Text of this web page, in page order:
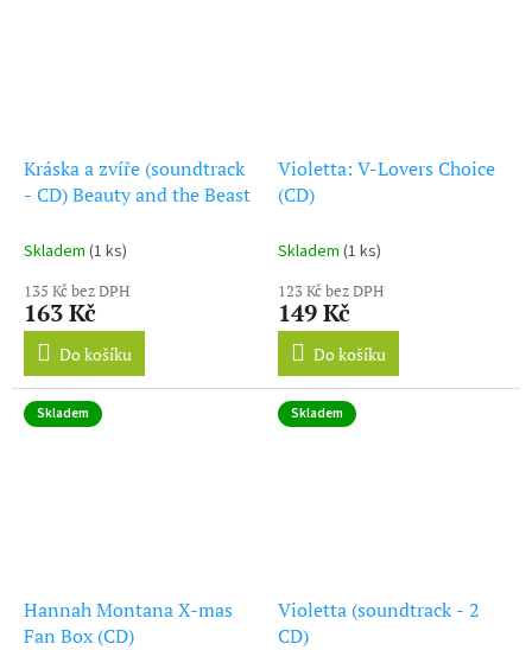
Kráska a zvíře (soundtrack
- CD) Beauty and the Beast
Skladem (1 ks)
135 Kč bez DPH
163 Kč
Do košíku
Violetta: V-Lovers Choice
(CD)
Skladem (1 ks)
123 Kč bez DPH
149 Kč
Do košíku
Skladem
Hannah Montana X-mas
Fan Box (CD)
Skladem
Violetta (soundtrack - 2
CD)